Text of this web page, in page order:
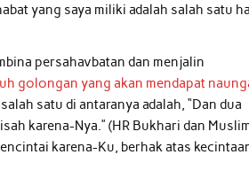
yang saya miliki adalah salah satu
persahavbatan dan menjalin
golongan yang akan mendapat
satu di antaranya adalah, “Dan dua
karena-Nya.” (HR Bukhari dan
karena-Ku, berhak atas